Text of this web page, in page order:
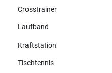
Crosstrainer
Laufband
Kraftstation
Tischtennis